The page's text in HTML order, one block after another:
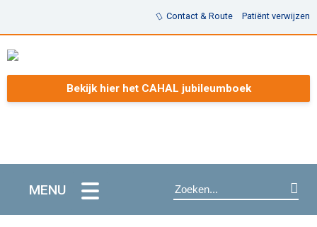
Contact & Route Patiënt verwijzen
Bekijk hier het CAHAL jubileumboek
MENU